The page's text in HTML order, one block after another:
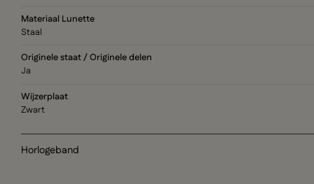
Materiaal Lunette
Staal
Originele staat / Originele delen
Ja
Wijzerplaat
Zwart
Horlogeband